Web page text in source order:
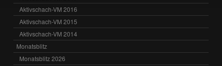
Aktivschach-VM 2016
Aktivschach-VM 2015
Aktivschach-VM 2014
Monatsblitz
Monatsblitz 2026